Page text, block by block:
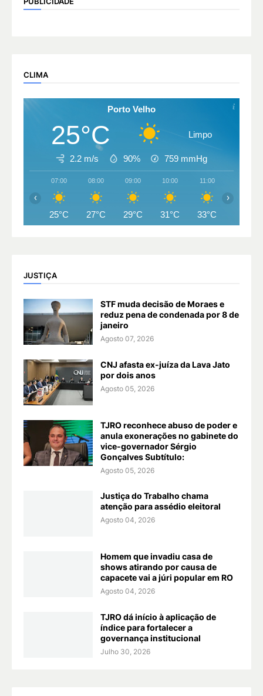
CLIMA
Porto Velho
25°C Limpo
2.2 m/s 90% 759 mmHg
07:00
25°C
08:00
27°C
09:00
29°C
10:00
31°C
11:00
33°C
‹ ›
JUSTIÇA
STF muda decisão de Moraes e
reduz pena de condenada por 8 de
janeiro
Agosto 07, 2026
CNJ afasta ex-juíza da Lava Jato
por dois anos
Agosto 05, 2026
TJRO reconhece abuso de poder e
anula exonerações no gabinete do
vice-governador Sérgio
Gonçalves Subtítulo:
Agosto 05, 2026
Justiça do Trabalho chama
atenção para assédio eleitoral
Agosto 04, 2026
Homem que invadiu casa de
shows atirando por causa de
capacete vai a júri popular em RO
Agosto 04, 2026
TJRO dá início à aplicação de
índice para fortalecer a
governança institucional
Julho 30, 2026